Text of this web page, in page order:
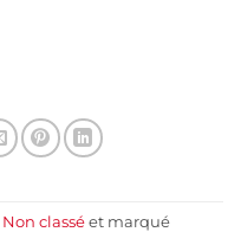
Non classéet marqué